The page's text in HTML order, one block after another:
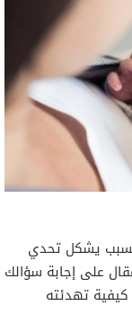
يشكل تحدي
على إجابة سؤالك
تهدئته